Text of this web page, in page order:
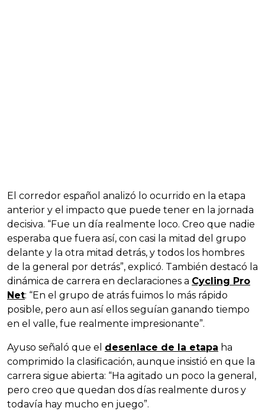
El corredor español analizó lo ocurrido en la etapa
anterior y el impacto que puede tener en la jornada
decisiva. “Fue un día realmente loco. Creo que nadie
esperaba que fuera así, con casi la mitad del grupo
delante y la otra mitad detrás, y todos los hombres
de la general por detrás”, explicó. También destacó la
dinámica de carrera en declaraciones a Cycling Pro
Net: “En el grupo de atrás fuimos lo más rápido
posible, pero aun así ellos seguían ganando tiempo
en el valle, fue realmente impresionante”.
Ayuso señaló que el desenlace de la etapa ha
comprimido la clasificación, aunque insistió en que la
carrera sigue abierta: “Ha agitado un poco la general,
pero creo que quedan dos días realmente duros y
todavía hay mucho en juego”.